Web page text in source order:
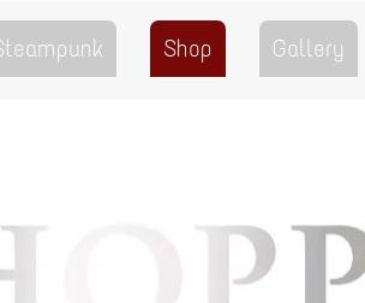
Shop Gallery